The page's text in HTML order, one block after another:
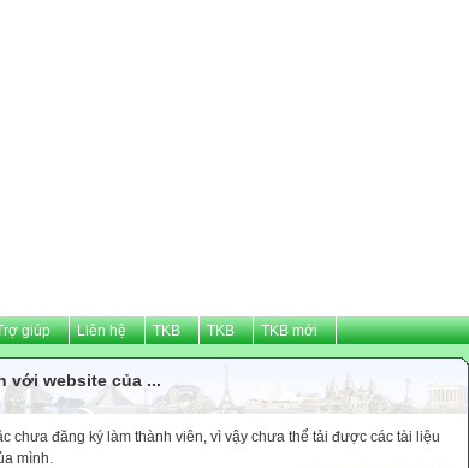
giúp Liên hệ TKB TKB TKB mới
với website của ...
chưa đăng ký làm thành viên, vì vậy chưa thể tải được các tài liệu
mình.